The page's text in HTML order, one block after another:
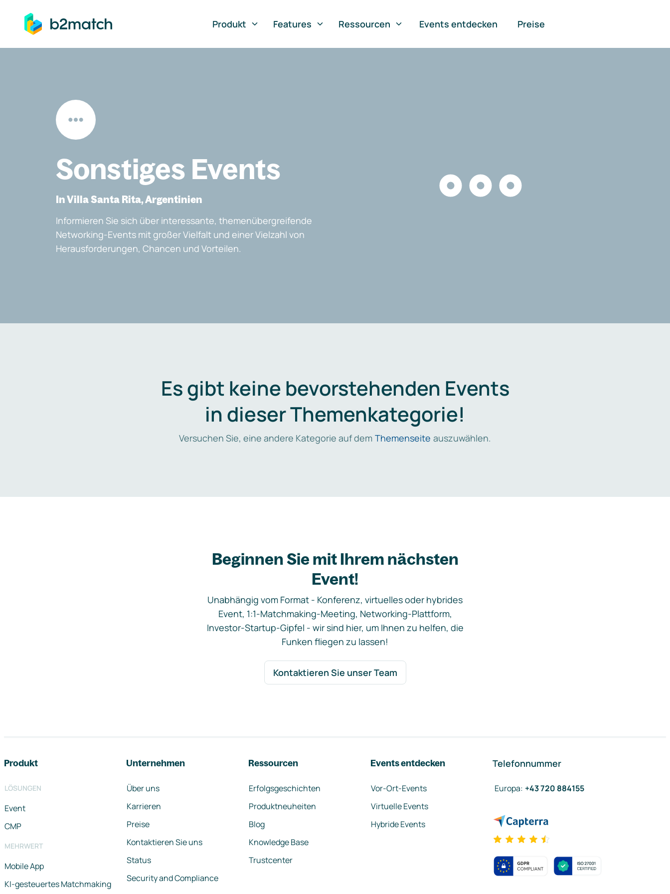
springen
Produkt
Features Ressourcen Events entdecken Preise
Sonstiges Events
In Villa Santa Rita, Argentinien
Informieren Sie sich über interessante, themenübergreifende
Networking-Events mit großer Vielfalt und einer Vielzahl von
Herausforderungen, Chancen und Vorteilen.
Es gibt keine bevorstehenden Events
in dieser Themenkategorie!
Versuchen Sie, eine andere Kategorie auf dem Themenseite auszuwählen.
Beginnen Sie mit Ihrem nächsten
Event!
Unabhängig vom Format - Konferenz, virtuelles oder hybrides
Event, 1:1-Matchmaking-Meeting, Networking-Plattform,
Investor-Startup-Gipfel - wir sind hier, um Ihnen zu helfen, die
Funken fliegen zu lassen!
Kontaktieren Sie unser Team
Produkt
LÖSUNGEN
Event
CMP
MEHRWERT
Mobile App
KI-gesteuertes Matchmaking
Unternehmen
Über uns
Karrieren
Preise
Kontaktieren Sie uns
Status
Security and Compliance
Ressourcen
Erfolgsgeschichten
Produktneuheiten
Blog
Knowledge Base
Trustcenter
Events entdecken
Vor-Ort-Events
Virtuelle Events
Hybride Events
Telefonnummer
Europa: +43 720 884155